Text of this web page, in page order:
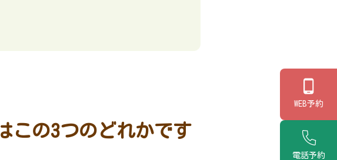
WEB予約
電話予約
この3つのどれかです